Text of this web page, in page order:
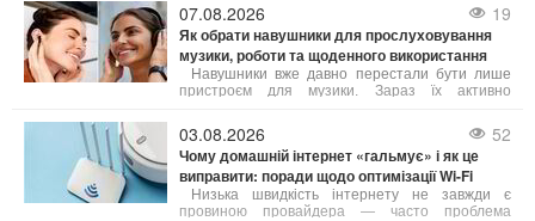
07.08.2026 19
Як обрати навушники для прослуховування
музики, роботи та щоденного використання
Навушники вже давно перестали бути лише
пристроєм для музики. Зараз їх активно
дистанційного навчання, онлайн-зустрічей,
занять спортом, подорожей та ігор. Від типу
конструкції і технічних параметрів залежить не
лише якість звуку, а й комфорт при тривалому
носінні.
03.08.2026 52
Чому домашній інтернет «гальмує» і як це
виправити: поради щодо оптимізації Wi-Fi
Низька швидкість інтернету не завжди є
провиною провайдера — часто проблема